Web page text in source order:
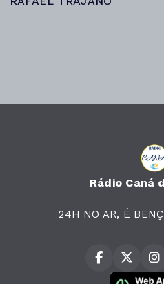
Rádio Caná
24H NO AR, É